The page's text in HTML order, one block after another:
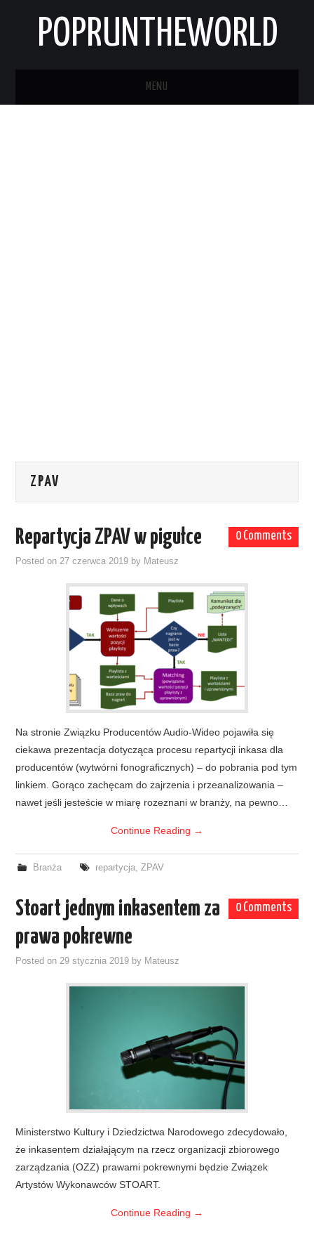
POPRUNTHEWORLD
MENU
ZPAV
0 Comments
Repartycja ZPAV w pigułce
Posted on27 czerwca 2019 by Mateusz
Na stronie Związku Producentów Audio-Wideo pojawiła się
ciekawa prezentacja dotycząca procesu repartycji inkasa dla
producentów (wytwórni fonograficznych) – do pobrania pod tym
linkiem. Gorąco zachęcam do zajrzenia i przeanalizowania –
nawet jeśli jesteście w miarę rozeznani w branży, na pewno…
Continue Reading →
Branża repartycja, ZPAV
0 Comments
Stoart jednym inkasentem za
prawa pokrewne
Posted on29 stycznia 2019 by Mateusz
Ministerstwo Kultury i Dziedzictwa Narodowego zdecydowało,
że inkasentem działającym na rzecz organizacji zbiorowego
zarządzania (OZZ) prawami pokrewnymi będzie Związek
Artystów Wykonawców STOART.
Continue Reading →